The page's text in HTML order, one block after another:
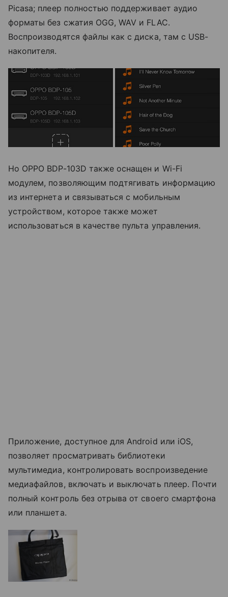
Picasa; плеер полностью поддерживает аудио
форматы без сжатия OGG, WAV и FLAC.
Воспроизводятся файлы как с диска, там с USB-
накопителя.
Но OPPO BDP-103D также оснащен и Wi-Fi
модулем, позволяющим подтягивать информацию
из интернета и связываться с мобильным
устройством, которое также может
использоваться в качестве пульта управления.
Приложение, доступное для Android или iOS,
позволяет просматривать библиотеки
мультимедиа, контролировать воспроизведение
медиафайлов, включать и выключать плеер. Почти
полный контроль без отрыва от своего смартфона
или планшета.